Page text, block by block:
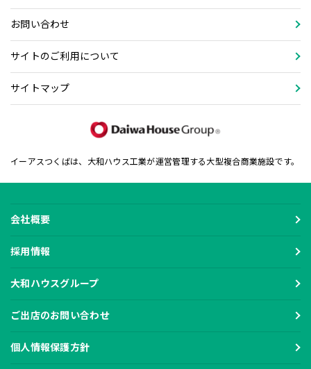
お問い合わせ
サイトのご利用について
サイトマップ
イーアスつくばは、大和ハウス工業が運営管理する大型複合商業施設です。
会社概要
採用情報
大和ハウスグループ
ご出店のお問い合わせ
個人情報保護方針